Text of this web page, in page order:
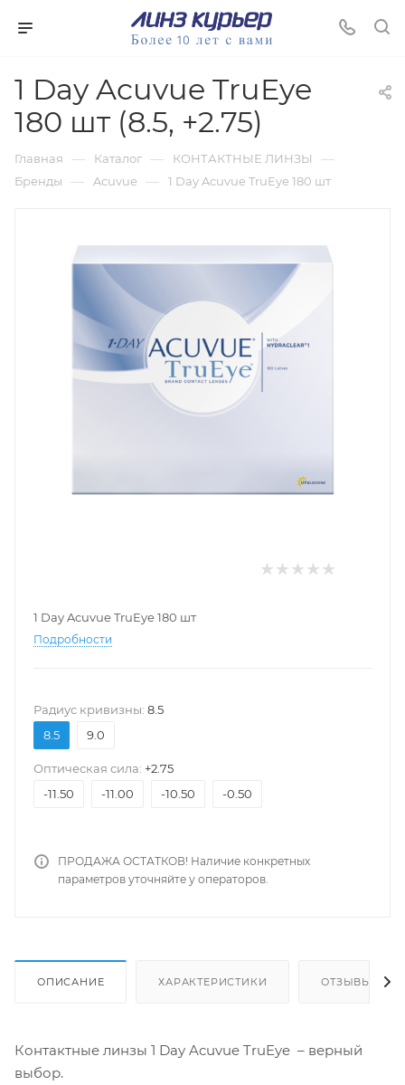
1 Day Acuvue TruEye
180 шт (8.5, +2.75)
Главная — Каталог — КОНТАКТНЫЕ ЛИНЗЫ —
Бренды — Acuvue — 1 Day Acuvue TruEye 180 шт
1 Day Acuvue TruEye 180 шт
Подробности
Pадиус кривизны: 8.5
8.5
9.0
Оптическая сила: +2.75
-11.50
-11.00 -10.50 -0.50
ПРОДАЖА ОСТАТКОВ! Наличие конкретных
параметров уточняйте у операторов.
ОПИСАНИЕ ХАРАКТЕРИСТИКИ ОТЗЫВЫ
Контактные линзы 1 Day Acuvue TruEye – верный
выбор.